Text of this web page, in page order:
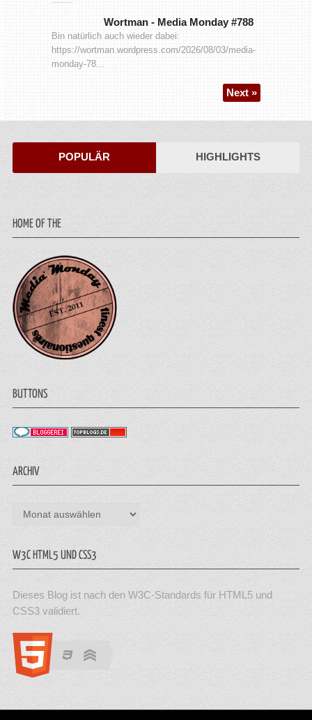
Wortman - Media Monday #788
Bin natürlich auch wieder dabei:
https://wortman.wordpress.com/2026/08/03/media-
monday-78...
Next »
POPULÄR HIGHLIGHTS
HOME OF THE
BUTTONS
ARCHIV
Archiv
W3C HTML5 UND CSS3
Dieses Blog ist nach den W3C-Standards für HTML5 und
CSS3 validiert.